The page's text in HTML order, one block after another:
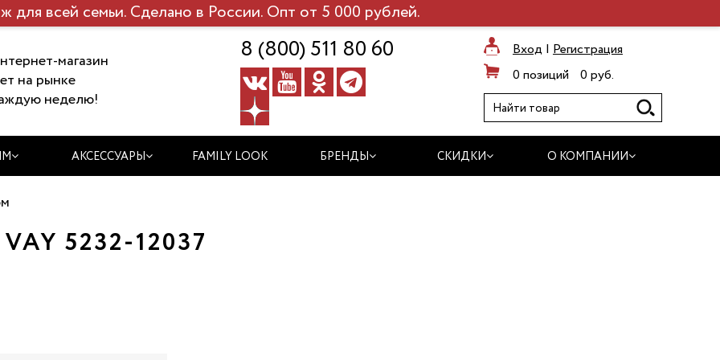
для всей семьи. Сделано в России. Опт от 5 000 рублей.
магазин
на рынке
неделю!
8 (800) 511 80 60 Вход
Регистрация
0 позиций
0 руб.
АКСЕССУАРЫ FAMILY LOOK БРЕНДЫ СКИДКИ О КОМПАНИИ
5232-12037